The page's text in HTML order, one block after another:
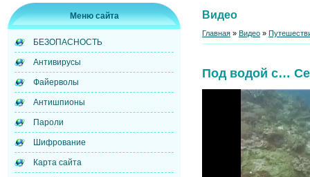
Меню сайта
БЕЗОПАСНОСТЬ
Антивирусы
Файерволы
Антишпионы
Пароли
Шифрование
Карта сайта
Видео
Главная » Видео »
Под водой с…